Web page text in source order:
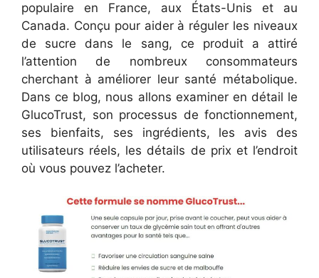
populaire en France, aux États-Unis et au
Canada. Conçu pour aider à réguler les niveaux
de sucre dans le sang, ce produit a attiré
l’attention de nombreux consommateurs
cherchant à améliorer leur santé métabolique.
Dans ce blog, nous allons examiner en détail le
GlucoTrust, son processus de fonctionnement,
ses bienfaits, ses ingrédients, les avis des
utilisateurs réels, les détails de prix et l’endroit
où vous pouvez l’acheter.